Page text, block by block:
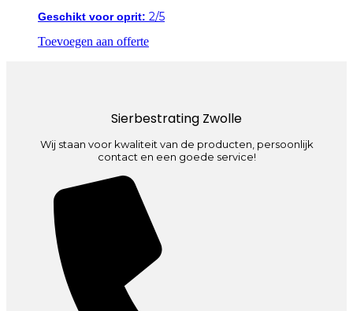
Geschikt voor oprit: 2/5
Toevoegen aan offerte
Sierbestrating Zwolle
Wij staan voor kwaliteit van de producten, persoonlijk
contact en een goede service!